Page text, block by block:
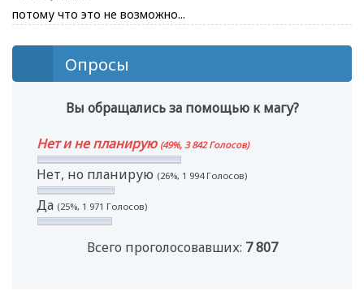
потому что это не возможно...
Опросы
Вы обращались за помощью к магу?
Нет и не планирую (49%, 3 842 Голосов)
Нет, но планирую (26%, 1 994 Голосов)
Да (25%, 1 971 Голосов)
Всего проголосовавших: 7 807